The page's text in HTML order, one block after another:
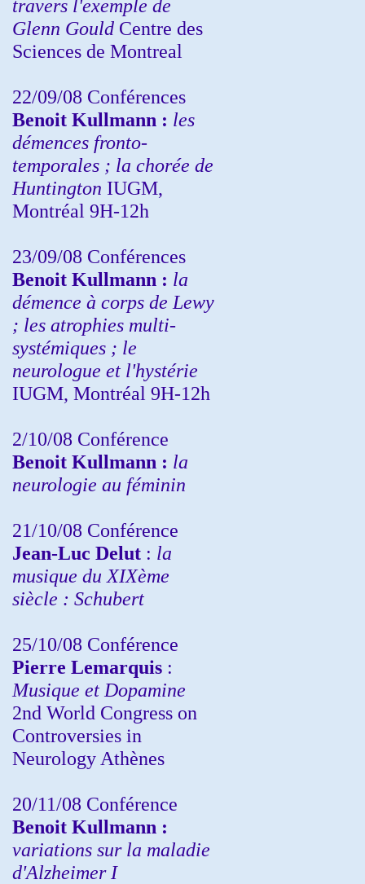
travers l'exemple de
Glenn Gould Centre des
Sciences de Montreal
22/09/08 Conférences
Benoit Kullmann : les
démences fronto-
temporales ; la chorée de
Huntington IUGM,
Montréal 9H-12h
23/09/08 Conférences
Benoit Kullmann : la
démence à corps de Lewy
; les atrophies multi-
systémiques ; le
neurologue et l'hystérie
IUGM, Montréal 9H-12h
2/10/08 Conférence
Benoit Kullmann : la
neurologie au féminin
21/10/08 Conférence
Jean-Luc Delut : la
musique du XIXème
siècle : Schubert
25/10/08 Conférence
Pierre Lemarquis :
Musique et Dopamine
2nd World Congress on
Controversies in
Neurology Athènes
20/11/08 Conférence
Benoit Kullmann :
variations sur la maladie
d'Alzheimer I